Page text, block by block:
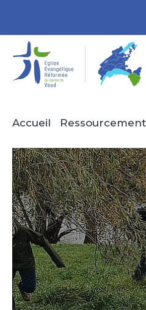
Accueil Ressourcement